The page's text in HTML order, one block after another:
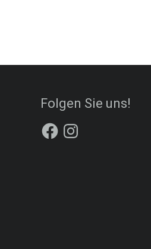
Folgen Sie uns!
FacebookInstagram